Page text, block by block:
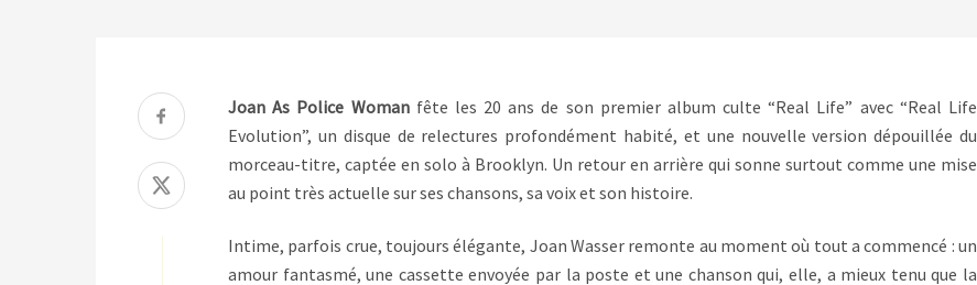
Joan As Police Womanfête les 20 ans de son premier album culte “Real Life” avec “Real Life
Evolution”, un disque de relectures profondément habité, et une nouvelle version dépouillée du
morceau-titre, captée en solo à Brooklyn. Un retour en arrière qui sonne surtout comme une mise
au point très actuelle sur ses chansons, sa voix et son histoire.
Intime, parfois crue, toujours élégante, Joan Wasser remonte au moment où tout a commencé : un
amour fantasmé, une cassette envoyée par la poste et une chanson qui, elle, a mieux tenu que la